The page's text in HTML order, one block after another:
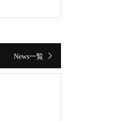
News一覧